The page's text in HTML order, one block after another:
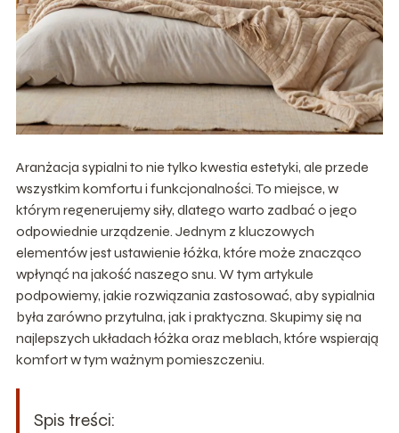
Aranżacja sypialni to nie tylko kwestia estetyki, ale przede
wszystkim komfortu i funkcjonalności. To miejsce, w
którym regenerujemy siły, dlatego warto zadbać o jego
odpowiednie urządzenie. Jednym z kluczowych
elementów jest ustawienie łóżka, które może znacząco
wpłynąć na jakość naszego snu. W tym artykule
podpowiemy, jakie rozwiązania zastosować, aby sypialnia
była zarówno przytulna, jak i praktyczna. Skupimy się na
najlepszych układach łóżka oraz meblach, które wspierają
komfort w tym ważnym pomieszczeniu.
Spis treści: